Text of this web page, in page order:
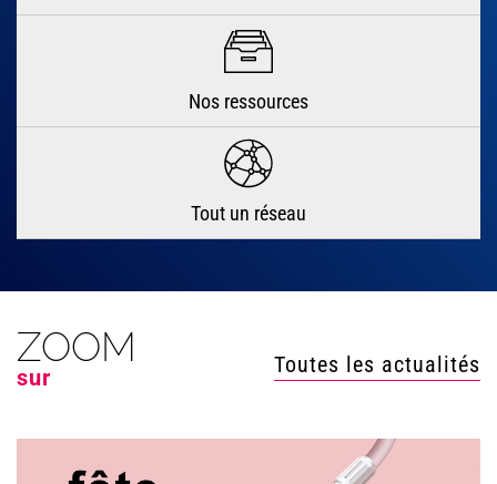
Nos ressources
Tout un réseau
Toutes les actualités
ZOOM
sur